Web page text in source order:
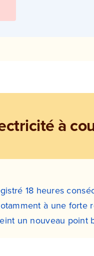
à
18 heures
à une
un nouveau point